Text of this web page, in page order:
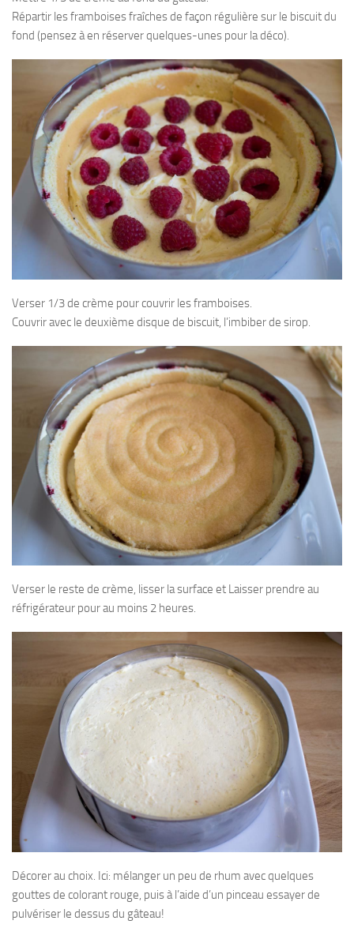
Répartir les framboises fraîches de façon régulière sur le biscuit du
fond (pensez à en réserver quelques-unes pour la déco).
Verser 1/3 de crème pour couvrir les framboises.
Couvrir avec le deuxième disque de biscuit, l’imbiber de sirop.
Verser le reste de crème, lisser la surface et Laisser prendre au
réfrigérateur pour au moins 2 heures.
Décorer au choix. Ici: mélanger un peu de rhum avec quelques
gouttes de colorant rouge, puis à l’aide d’un pinceau essayer de
pulvériser le dessus du gâteau!